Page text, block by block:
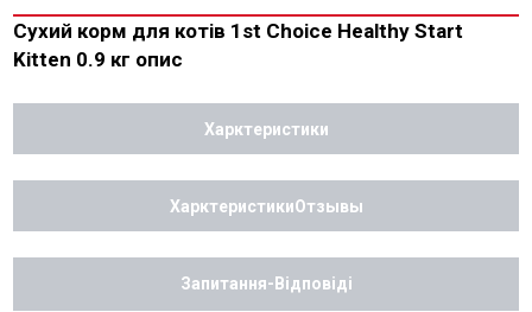
Сухий корм для котів 1st Choice Healthy Start
Kitten 0.9 кг опис
Харктеристики
ХарктеристикиОтзывы
Запитання-Відповіді